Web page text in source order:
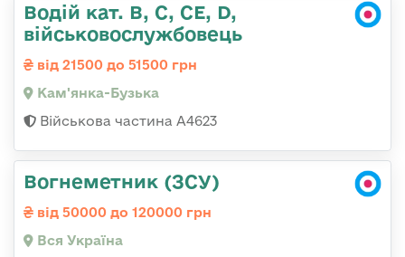
Водій кат. B, C, СЕ, D,
військовослужбовець
від 21500 до 51500 грн
Кам'янка-Бузька
Військова частина А4623
Вогнеметник (ЗСУ)
від 50000 до 120000 грн
Вся Україна